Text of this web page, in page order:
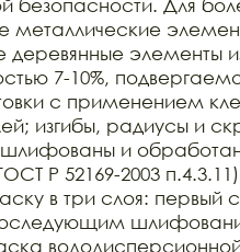
безопасности. Для
металлические
элементы
7-10%,
с применением
изгибы, радиусы и
и
Р 52169-2003
в три слоя: первый